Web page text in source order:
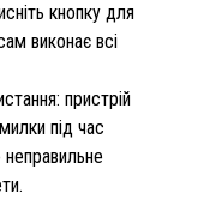
кнопку для
виконає всі
пристрій
під час